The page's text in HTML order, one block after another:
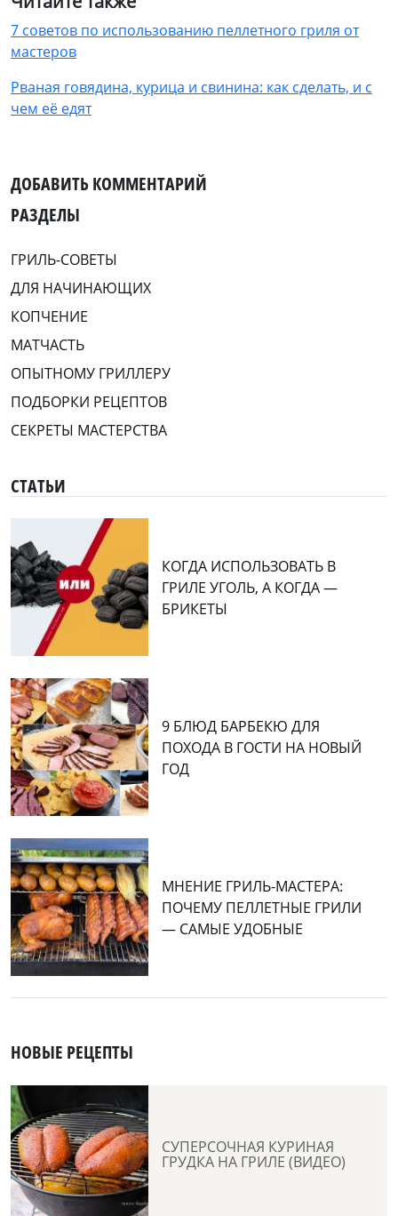
7 советов по использованию пеллетного гриля от
мастеров
Рваная говядина, курица и свинина: как сделать, и с
чем её едят
ДОБАВИТЬ КОММЕНТАРИЙ
РАЗДЕЛЫ
ГРИЛЬ-СОВЕТЫ
ДЛЯ НАЧИНАЮЩИХ
КОПЧЕНИЕ
МАТЧАСТЬ
ОПЫТНОМУ ГРИЛЛЕРУ
ПОДБОРКИ РЕЦЕПТОВ
СЕКРЕТЫ МАСТЕРСТВА
СТАТЬИ
КОГДА ИСПОЛЬЗОВАТЬ В
ГРИЛЕ УГОЛЬ, А КОГДА —
БРИКЕТЫ
9 БЛЮД БАРБЕКЮ ДЛЯ
ПОХОДА В ГОСТИ НА НОВЫЙ
ГОД
МНЕНИЕ ГРИЛЬ-МАСТЕРА:
ПОЧЕМУ ПЕЛЛЕТНЫЕ ГРИЛИ
— САМЫЕ УДОБНЫЕ
НОВЫЕ РЕЦЕПТЫ
СУПЕРСОЧНАЯ КУРИНАЯ
ГРУДКА НА ГРИЛЕ (ВИДЕО)